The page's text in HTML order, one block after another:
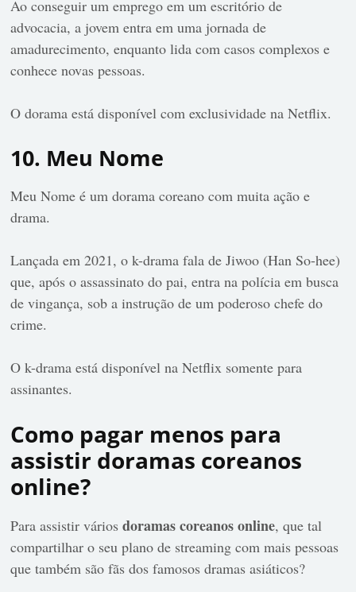
Ao conseguir um emprego em um escritório de
advocacia, a jovem entra em uma jornada de
amadurecimento, enquanto lida com casos complexos e
conhece novas pessoas.
O dorama está disponível com exclusividade na Netflix.
10. Meu Nome
Meu Nome é um dorama coreano com muita ação e
drama.
Lançada em 2021, o k-drama fala de Jiwoo (Han So-hee)
que, após o assassinato do pai, entra na polícia em busca
de vingança, sob a instrução de um poderoso chefe do
crime.
O k-drama está disponível na Netflix somente para
assinantes.
Como pagar menos para
assistir doramas coreanos
online?
Para assistir váriosdoramas coreanos online, que tal
compartilhar o seu plano de streaming com mais pessoas
que também são fãs dos famosos dramas asiáticos?